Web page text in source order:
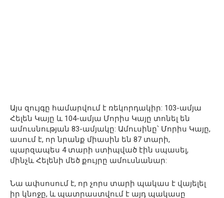
Այս զույգը համարվում է ռեկորդակիր: 103-ամյա
Հելեն Կայը և 104-ամյա Մորիս Կայը տոնել են
ամուսնության 83-ամյակը: Ամուսինը՝ Մորիս Կայը,
ասում է, որ նրանք միասին են 87 տարի,
պարզապես 4 տարի ստիպված էին սպասել,
մինչև Հելենի մեծ քույրը ամուսնանար:
Նա ափսոսում է, որ չորս տարի պակաս է վայելել
իր կնոջը, և պատրաստվում է այդ պակասը